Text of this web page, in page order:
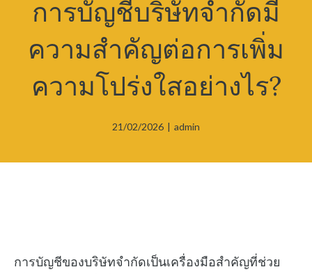
การบัญชีบริษัทจำกัดมี
ความสำคัญต่อการเพิ่ม
ความโปร่งใสอย่างไร?
21/02/2026 | admin
การบัญชีของบริษัทจำกัดเป็นเครื่องมือสำคัญที่ช่วย